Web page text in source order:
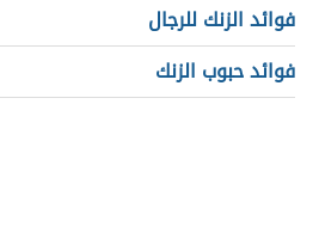
فوائد الزنك للرجال
فوائد حبوب الزنك